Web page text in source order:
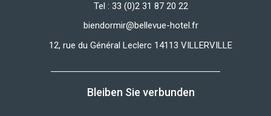
Tel : 33 (0)2 31 87 20 22
biendormir@bellevue-hotel.fr
12, rue du Général Leclerc 14113 VILLERVILLE
Bleiben Sie verbunden